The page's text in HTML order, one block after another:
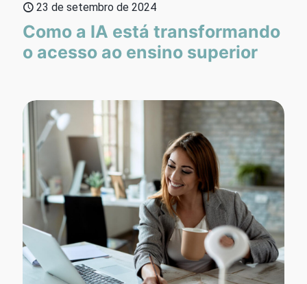
23 de setembro de 2024
Como a IA está transformando
o acesso ao ensino superior